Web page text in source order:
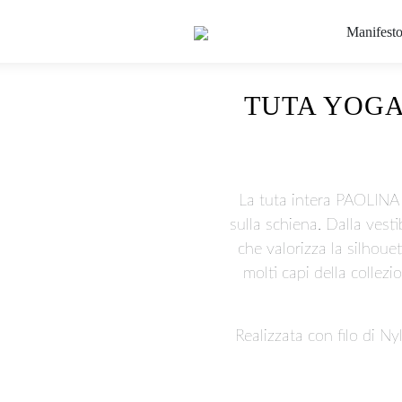
Manifesto
TUTA
La tuta intera
sulla schiena. Dalla
che valorizza la
molti capi della
Realizzata con filo di